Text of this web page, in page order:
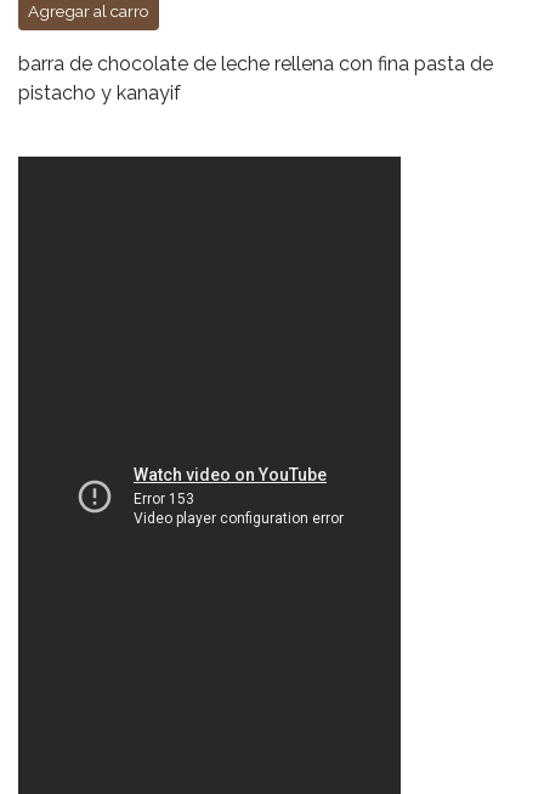
Agregar al carro
barra de chocolate de leche rellena con fina pasta de
pistacho y kanayif